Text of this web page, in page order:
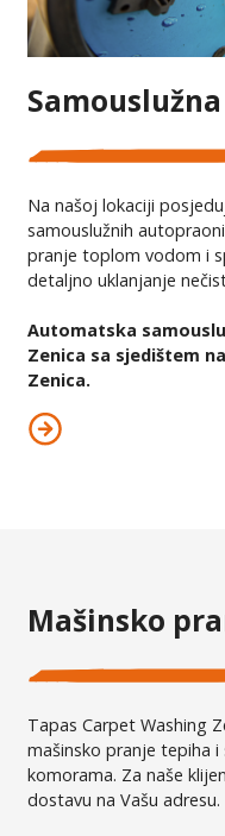
Na našoj lokaciji
samouslužnih
pranje toplom vodom i
detaljno uklanjanje
Automatska
Zenica sa sjedištem
Zenica.
Mašinsko
Tapas Carpet Washing
mašinsko pranje tepiha
komorama. Za naše
dostavu na Vašu adresu.